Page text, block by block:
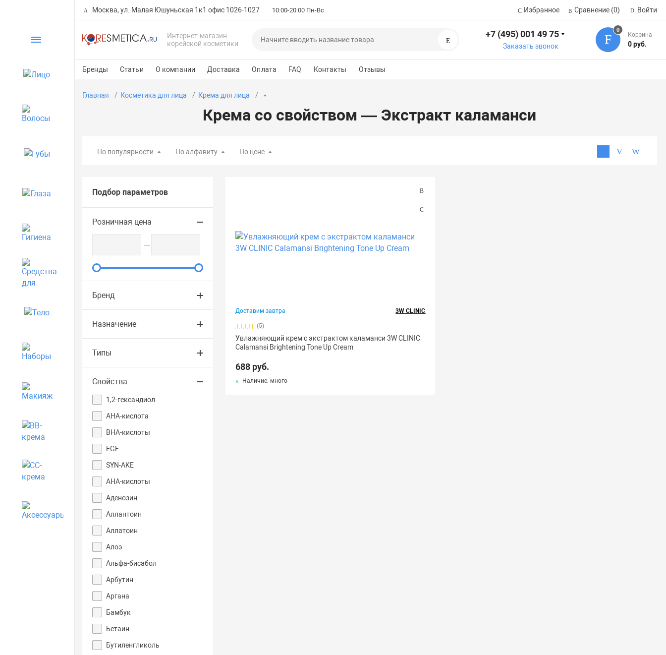
Москва, ул. Малая Юшуньская 1к1 офис 1026-1027 10:00-20:00 Пн-Вс Избранное Сравнение (0) Войти
Интернет-магазин
корейской косметики
+7 (495) 001 49 75
Заказать звонок
0
Корзина
0 руб.
Бренды Статьи О компании Доставка Оплата FAQ Контакты Отзывы
Каталог
Средства для дома
BB-крема
CC-крема
Аксессуары
Главная Косметика для лица Крема для лица
Крема со свойством — Экстракт каламанси
По популярности По алфавиту По цене
Подбор параметров
Розничная цена
Бренд
Назначение
Типы
Свойства
1,2-гександиол
AHA-кислота
BHA-кислоты
EGF
SYN-AKE
АНА-кислоты
Аденозин
Аллантоин
Аллатоин
Алоэ
Альфа-бисабол
Арбутин
Аргана
Бамбук
Бетаин
Бутиленгликоль
Доставим завтра 3W CLINIC
(5)
Увлажняющий крем с экстрактом каламанси 3W CLINIC
Calamansi Brightening Tone Up Cream
688 руб.
Наличие: много